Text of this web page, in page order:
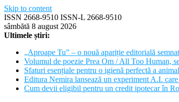
Skip to content
ISSN 2668-9510 ISSN-L 2668-9510
sâmbătă 8 august 2026
Ultimele știri:
„Aproape Tu” – o nouă apariție editorială
Volumul de poezie Prea Om / All Too Human,
Sfaturi esențiale pentru o igienă perfectă a
Editura Nemira lansează un experiment A.I.
Cum devii eligibil pentru un credit ipotecar în